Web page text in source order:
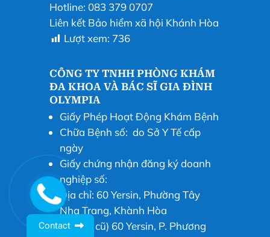
Hotline: 083 379 0707
Liên kết Bảo hiểm xã hội Khánh Hòa
Lượt xem: 736
CÔNG TY TNHH PHÒNG KHÁM
ĐA KHOA VÀ BÁC SĨ GIA ĐÌNH
OLYMPIA
Giấy Phép Hoạt Động Khám Bệnh
Chữa Bệnh số: do Sở Y Tế cấp
ngày
Giấy chứng nhận đăng ký doanh
nghiệp số:
Địa chỉ: 60 Yersin, Phường Tây
Nha Trang, Khành Hòa
(địa chỉ cũ) 60 Yersin, P. Phương
Contact